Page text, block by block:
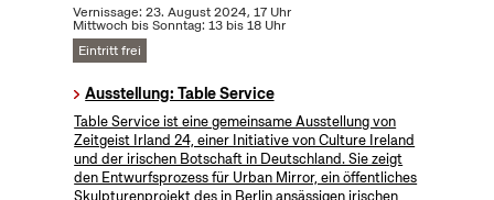
Vernissage: 23. August 2024, 17 Uhr
Mittwoch bis Sonntag: 13 bis 18 Uhr
Eintritt frei
Ausstellung: Table Service
Table Service ist eine gemeinsame Ausstellung von
Zeitgeist Irland 24, einer Initiative von Culture Ireland
und der irischen Botschaft in Deutschland. Sie zeigt
den Entwurfsprozess für Urban Mirror, ein öffentliches